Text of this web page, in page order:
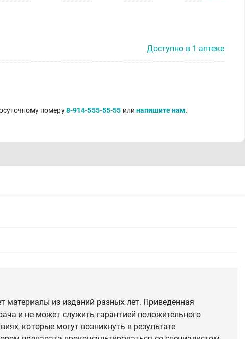
Доступно в 1 аптеке
номеру8-914-555-55-55 или напишите нам.
материалы из изданий разных лет. Приведенная
и не может служить гарантией положительного
которые могут возникнуть в результате